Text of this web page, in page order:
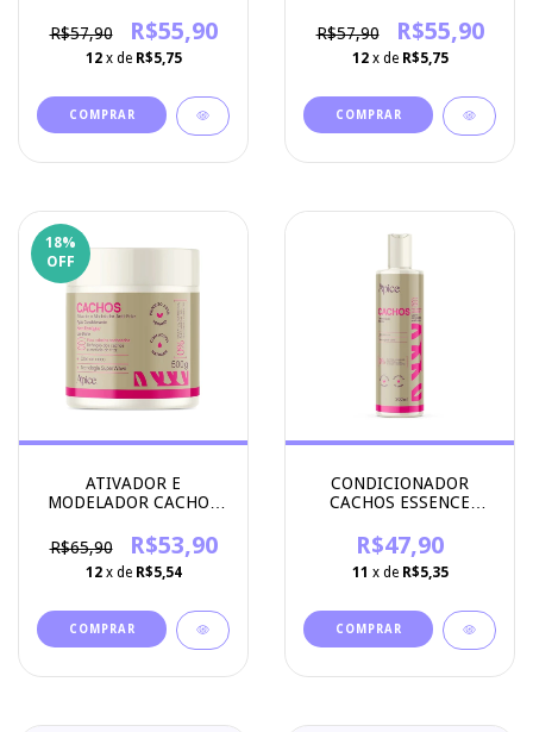
R$57,90
R$55,90
12 x de R$5,75
R$57,90
R$55,90
12 x de R$5,75
18%
OFF
ATIVADOR E
MODELADOR CACHOS
COSMETICOS
R$65,90 R$53,90
12 x de R$5,54
CONDICIONADOR
CACHOS ESSENCE
COSMETICOS
R$47,90
11 x de R$5,35